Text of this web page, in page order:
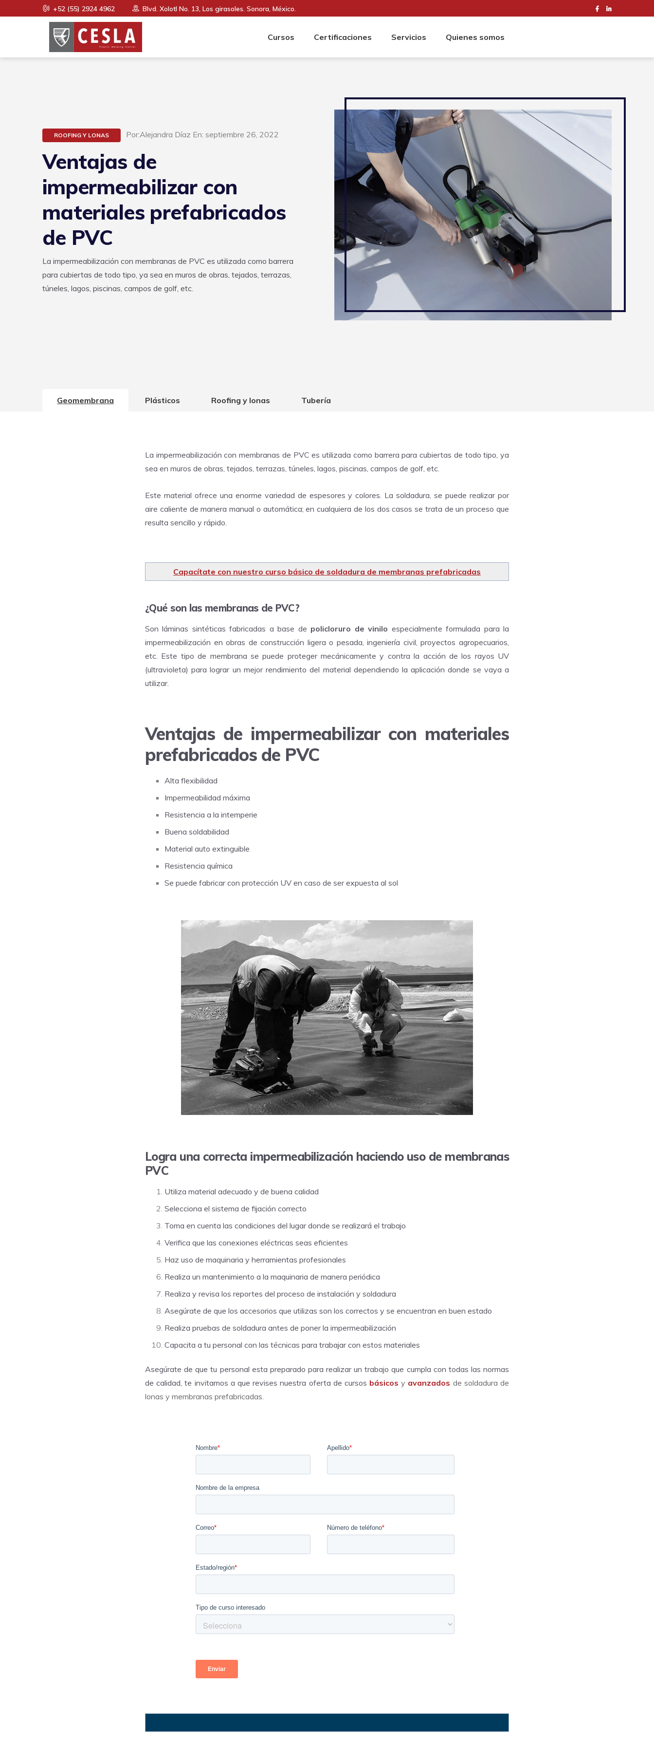
+52 (55) 2924 4962 Blvd. Xolotl No. 13, Los girasoles. Sonora, México.
Cursos Certificaciones Servicios Quienes somos
ROOFING Y LONAS Por:Alejandra Díaz En: septiembre 26, 2022
Ventajas de
impermeabilizar con
materiales prefabricados
de PVC
La impermeabilización con membranas de PVC es utilizada como barrera
para cubiertas de todo tipo, ya sea en muros de obras, tejados, terrazas,
túneles, lagos, piscinas, campos de golf, etc.
Geomembrana Plásticos Roofing y lonas Tubería
La impermeabilización con membranas de PVC es utilizada como barrera para cubiertas de todo tipo, ya
sea en muros de obras, tejados, terrazas, túneles, lagos, piscinas, campos de golf, etc.
Este material ofrece una enorme variedad de espesores y colores. La soldadura, se puede realizar por
aire caliente de manera manual o automática; en cualquiera de los dos casos se trata de un proceso que
resulta sencillo y rápido.
Capacítate con nuestro curso básico de soldadura de membranas prefabricadas
¿Qué son las membranas de PVC?
Son láminas sintéticas fabricadas a base de policloruro de vinilo especialmente formulada para la
impermeabilización en obras de construcción ligera o pesada, ingeniería civil, proyectos agropecuarios,
etc. Este tipo de membrana se puede proteger mecánicamente y contra la acción de los rayos UV
(ultravioleta) para lograr un mejor rendimiento del material dependiendo la aplicación donde se vaya a
utilizar.
Ventajas de impermeabilizar con materiales
prefabricados de PVC
Alta flexibilidad
Impermeabilidad máxima
Resistencia a la intemperie
Buena soldabilidad
Material auto extinguible
Resistencia química
Se puede fabricar con protección UV en caso de ser expuesta al sol
Logra una correcta impermeabilización haciendo uso de membranas
PVC
Utiliza material adecuado y de buena calidad
Selecciona el sistema de fijación correcto
Toma en cuenta las condiciones del lugar donde se realizará el trabajo
Verifica que las conexiones eléctricas seas eficientes
Haz uso de maquinaria y herramientas profesionales
Realiza un mantenimiento a la maquinaria de manera periódica
Realiza y revisa los reportes del proceso de instalación y soldadura
Asegúrate de que los accesorios que utilizas son los correctos y se encuentran en buen estado
Realiza pruebas de soldadura antes de poner la impermeabilización
Capacita a tu personal con las técnicas para trabajar con estos materiales
Asegúrate de que tu personal esta preparado para realizar un trabajo que cumpla con todas las normas
de calidad, te invitamos a que revises nuestra oferta de cursos básicos y avanzados de soldadura de
lonas y membranas prefabricadas.